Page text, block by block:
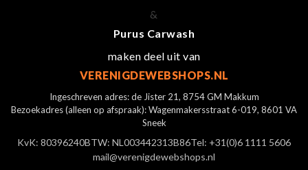
&
Purus Carwash
maken deel uit van
VERENIGDEWEBSHOPS.NL
Ingeschreven adres: de Jister 21, 8754 GM Makkum
Bezoekadres (alleen op afspraak): Wagenmakersstraat 6-019, 8601 VA
Sneek
KvK: 80396240BTW: NL003442313B86Tel: +31(0)6 1111 5606
mail@verenigdewebshops.nl